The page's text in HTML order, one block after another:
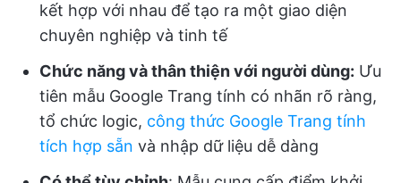
kết hợp với nhau để tạo ra một giao diện
chuyên nghiệp và tinh tế
Chức năng và thân thiện với người dùng: Ưu
tiên mẫu Google Trang tính có nhãn rõ ràng,
tổ chức logic, công thức Google Trang tính
tích hợp sẵn và nhập dữ liệu dễ dàng